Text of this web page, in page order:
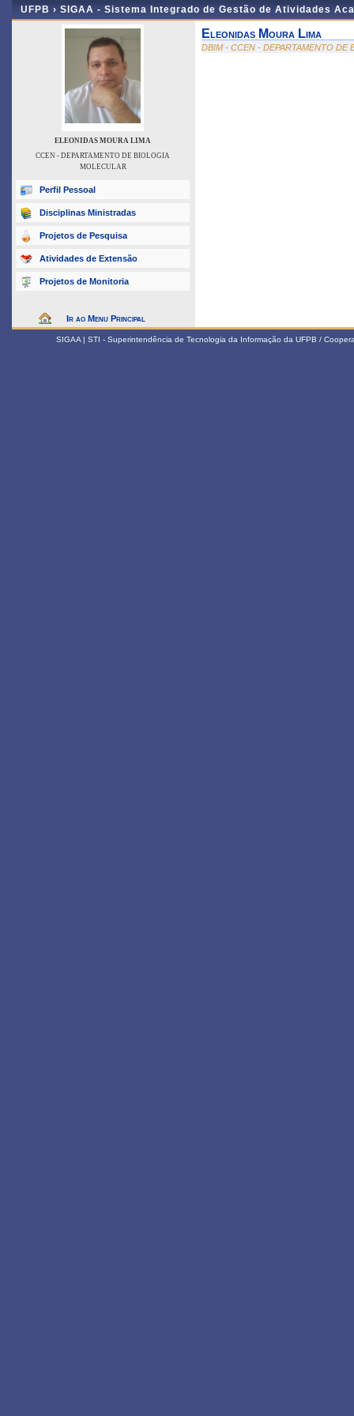
UFPB › SIGAA - Sistema Integrado de Gestão de Atividades
ELEONIDAS MOURA LIMA
CCEN - DEPARTAMENTO DE BIOLOGIA
MOLECULAR
Perfil Pessoal
Disciplinas Ministradas
Projetos de Pesquisa
Atividades de Extensão
Projetos de Monitoria
Ir ao Menu Principal
Eleonidas Moura Lima
DBIM - CCEN - DEPARTAMENTO DE
SIGAA | STI - Superintendência de Tecnologia da Informação da UFPB /